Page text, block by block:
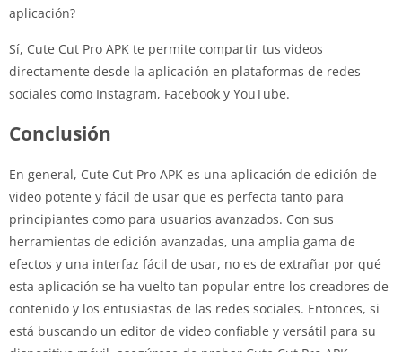
aplicación?
Sí, Cute Cut Pro APK te permite compartir tus videos
directamente desde la aplicación en plataformas de redes
sociales como Instagram, Facebook y YouTube.
Conclusión
En general, Cute Cut Pro APK es una aplicación de edición de
video potente y fácil de usar que es perfecta tanto para
principiantes como para usuarios avanzados. Con sus
herramientas de edición avanzadas, una amplia gama de
efectos y una interfaz fácil de usar, no es de extrañar por qué
esta aplicación se ha vuelto tan popular entre los creadores de
contenido y los entusiastas de las redes sociales. Entonces, si
está buscando un editor de video confiable y versátil para su